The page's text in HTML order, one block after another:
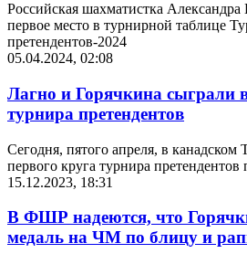
Российская шахматистка Александра
первое место в турнирной таблице
претендентов-2024
05.04.2024, 02:08
Лагно и Горячкина сыграли
турнира претендентов
Сегодня, пятого апреля, в канадском
первого круга турнира
15.12.2023, 18:31
В ФШР надеются, что
медаль на ЧМ по блицу и